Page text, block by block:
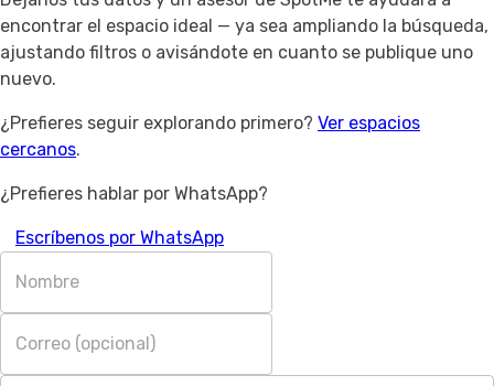
encontrar el espacio ideal — ya sea ampliando la búsqueda,
ajustando filtros o avisándote en cuanto se publique uno
nuevo.
¿Prefieres seguir explorando primero? Ver espacios
cercanos.
¿Prefieres hablar por WhatsApp?
Escríbenos por WhatsApp